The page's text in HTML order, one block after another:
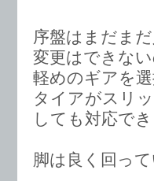
序盤はまだま
変更はできな
軽めのギアを
タイアがスリ
しても対応で
脚は良く回っ